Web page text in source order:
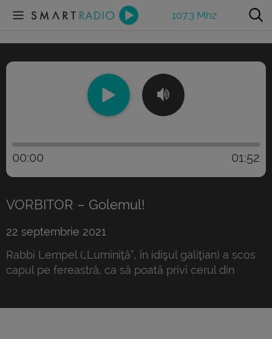
107.3 Mhz
00:00 01:52
VORBITOR – Golemul!
22 septembrie 2021
Rabbi Lempel („Luminiţă”, în idişul galiţian) a scos
capul pe fereastră, ca să poată privi cerul din